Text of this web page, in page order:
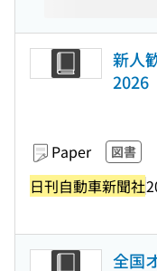
新人
2026
Paper 図書
日刊自動車新聞社
全国